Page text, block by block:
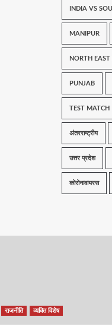
INDIA VS
MANIPUR
NORTH EAST
PUNJAB
TEST MATCH
अंतरराष्ट्रीय
उत्तर प्रदेश
कोरोनावायरस
राजनीति व्यक्ति विशेष